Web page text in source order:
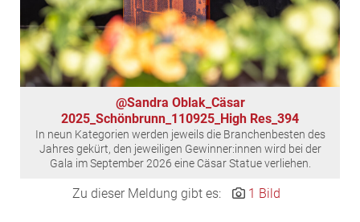
MST Muhr
ÖKO-Wohnbau
PAYUCA
Raiffeisen Property Holding International
Salon Real
Savoir Vivre Group
Schwabenhaus
STEUP Realitäten
@Sandra Oblak_Cäsar
2025_Schönbrunn_110925_High Res_394
In neun Kategorien werden jeweils die Branchenbesten des
Jahres gekürt, den jeweiligen Gewinner:innen wird bei der
Gala im September 2026 eine Cäsar Statue verliehen.
Zu dieser Meldung gibt es: 1 Bild